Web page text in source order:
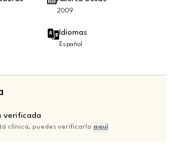
2009
Idiomas
Español
verificada
clínica, puedes verificarla aquí